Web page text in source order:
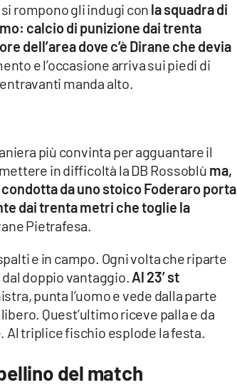
rompono gli indugi con la squadra di
calcio di punizione dai trenta
dell’area dove c’è Dirane che devia
e l’occasione arriva sui piedi di
manda alto.
più convinta per agguantare il
in difficoltà la DB Rossoblù ma,
da uno stoico Foderaro porta
dai trenta metri che toglie la
Pietrafesa.
e in campo. Ogni volta che riparte
doppio vantaggio. Al 23’ st
punta l’uomo e vede dalla parte
Quest’ultimo riceve palla e da
Al triplice fischio esplode la festa.
del match